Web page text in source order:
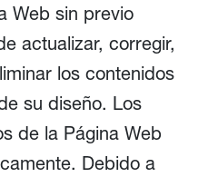
Web sin previo
actualizar, corregir,
los contenidos
su diseño. Los
de la Página Web
Debido a